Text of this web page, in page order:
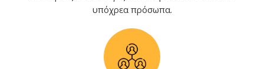
υπόχρεα πρόσωπα.